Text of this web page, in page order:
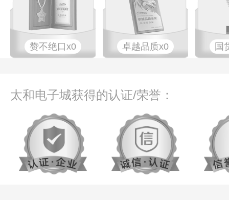
赞不绝口x0 卓越品质x0 国
太和电子城获得的认证/荣誉：